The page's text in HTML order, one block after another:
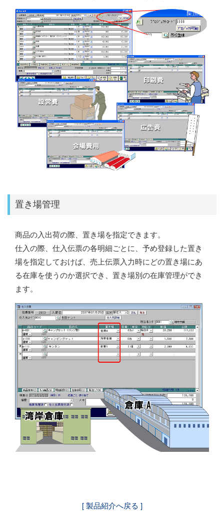
置き場管理
商品の入出荷の際、置き場を指定できます。
仕入の際、仕入伝票の各明細ごとに、予め登録した置き
場を指定しておけば、売上伝票入力時にどの置き場にあ
る在庫を使うのか選択でき、置き場別の在庫管理ができ
ます。
[ 製品紹介へ戻る ]